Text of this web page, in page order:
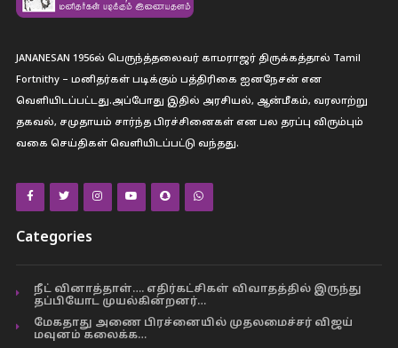
JANANESAN 1956ல் பெருந்த்தலைவர் காமராஜர் திருக்கத்தால் Tamil
Fortnithy – மனிதர்கள் படிக்கும் பத்திரிகை ஐனநேசன் என
வெளியிடப்பட்டது.அப்போது இதில் அரசியல், ஆன்மீகம், வரலாற்று
தகவல், சமுதாயம் சார்ந்த பிரச்சினைகள் என பல தரப்பு விரும்பும்
வகை செய்திகள் வெளியிடப்பட்டு வந்தது.
Categories
நீட் வினாத்தாள்…. எதிர்கட்சிகள் விவாதத்தில் இருந்து
தப்பியோட முயல்கின்றனர்…
மேகதாது அணை பிரச்னையில் முதலமைச்சர் விஜய்
மவுனம் கலைக்க…